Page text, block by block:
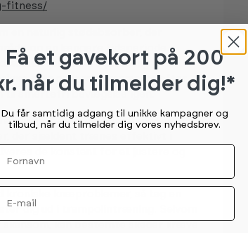
fitness/
en naturlig stødabsorber, der
og en længere tidsperiode.
for mindre pludselig
eller generel knæsmerte efter
til smertefri bevægelse igen.
muskler omkring knæet, der er
der sjældent trænes effektivt i
de konstant for at justere og
kroniske knæproblemer, så tag en
dig ud i trampolintræning. Selvom
kan bestemte skader kræve
Få et gavekort på 200
når du tilmelder dig!*
Du får samtidig adgang til unikke kampagner og
tilbud, når du tilmelder dig vores nyhedsbrev.